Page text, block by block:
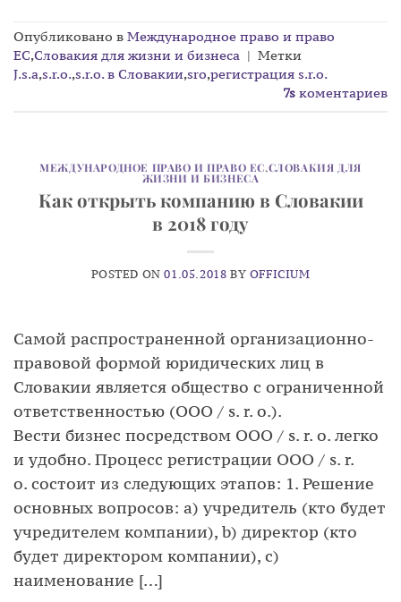
Опубликовано в Международное право и право
ЕС,Словакия для жизни и бизнеса | Метки
J.s.a,s.r.o.,s.r.o. в Словакии,sro,регистрация s.r.o.
7s коментариев
МЕЖДУНАРОДНОЕ ПРАВО И ПРАВО ЕС,СЛОВАКИЯ ДЛЯ
ЖИЗНИ И БИЗНЕСА
Как открыть компанию в Словакии
в 2018 году
POSTED ON01.05.2018 BY OFFICIUM
Самой распространенной организационно-
правовой формой юридических лиц в
Словакии является общество с ограниченной
ответственностью (ООО / s. r. o.).
Вести бизнес посредством ООО / s. r. o. легко
и удобно. Процесс регистрации ООО / s. r.
o. состоит из следующих этапов: 1. Решение
основных вопросов: а) учредитель (кто будет
учредителем компании), b) директор (кто
будет директором компании), c)
наименование […]